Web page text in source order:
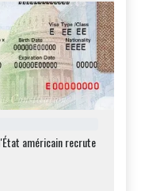
américain recrute